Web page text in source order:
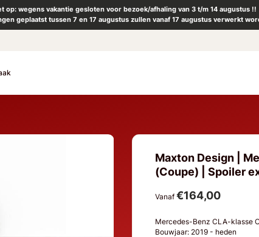
op: wegens vakantie gesloten voor bezoek/afhaling van 3 t/m 14 augustus !!
geplaatst tussen 7 en 17 augustus zullen vanaf 17 augustus verwerkt
Maxton Design |
(Coupe) | Spoiler
Vanaf €164,00
Mercedes-Benz CLA-klasse
Bouwjaar: 2019 - heden